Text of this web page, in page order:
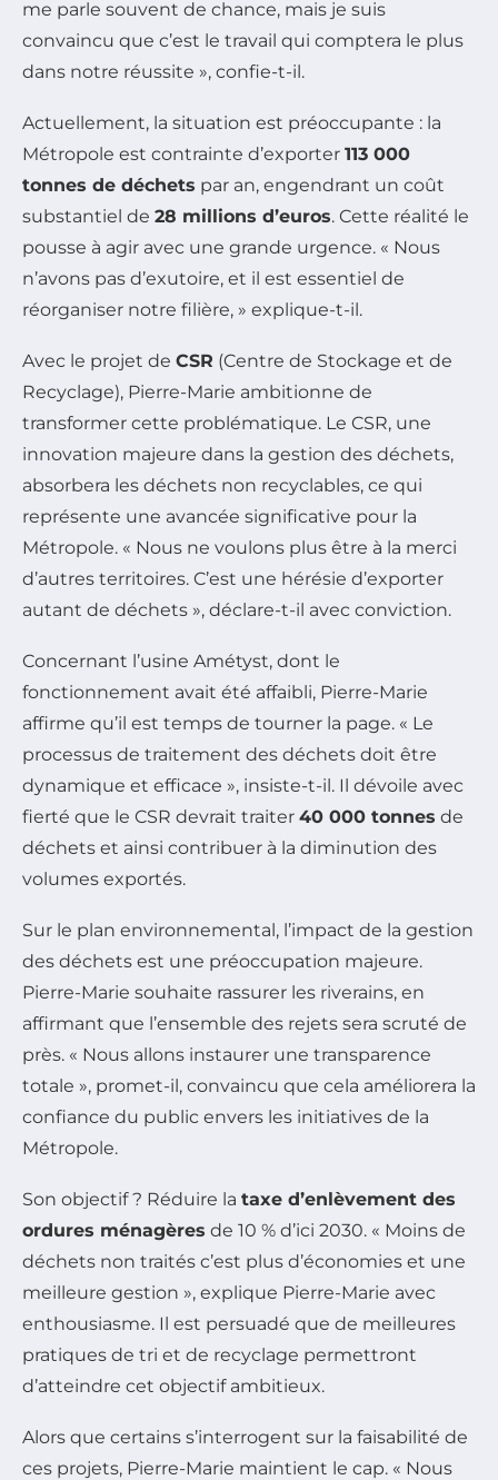
me parle souvent de chance, mais je suis
convaincu que c’est le travail qui comptera le plus
dans notre réussite », confie-t-il.
Actuellement, la situation est préoccupante : la
Métropole est contrainte d’exporter 113 000
tonnes de déchets par an, engendrant un coût
substantiel de 28 millions d’euros. Cette réalité le
pousse à agir avec une grande urgence. « Nous
n’avons pas d’exutoire, et il est essentiel de
réorganiser notre filière, » explique-t-il.
Avec le projet de CSR (Centre de Stockage et de
Recyclage), Pierre-Marie ambitionne de
transformer cette problématique. Le CSR, une
innovation majeure dans la gestion des déchets,
absorbera les déchets non recyclables, ce qui
représente une avancée significative pour la
Métropole. « Nous ne voulons plus être à la merci
d’autres territoires. C’est une hérésie d’exporter
autant de déchets », déclare-t-il avec conviction.
Concernant l’usine Amétyst, dont le
fonctionnement avait été affaibli, Pierre-Marie
affirme qu’il est temps de tourner la page. « Le
processus de traitement des déchets doit être
dynamique et efficace », insiste-t-il. Il dévoile avec
fierté que le CSR devrait traiter 40 000 tonnes de
déchets et ainsi contribuer à la diminution des
volumes exportés.
Sur le plan environnemental, l’impact de la gestion
des déchets est une préoccupation majeure.
Pierre-Marie souhaite rassurer les riverains, en
affirmant que l’ensemble des rejets sera scruté de
près. « Nous allons instaurer une transparence
totale », promet-il, convaincu que cela améliorera la
confiance du public envers les initiatives de la
Métropole.
Son objectif ? Réduire la taxe d’enlèvement des
ordures ménagères de 10 % d’ici 2030. « Moins de
déchets non traités c’est plus d’économies et une
meilleure gestion », explique Pierre-Marie avec
enthousiasme. Il est persuadé que de meilleures
pratiques de tri et de recyclage permettront
d’atteindre cet objectif ambitieux.
Alors que certains s’interrogent sur la faisabilité de
ces projets, Pierre-Marie maintient le cap. « Nous